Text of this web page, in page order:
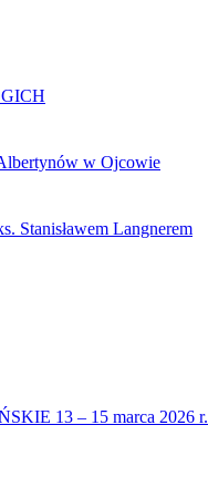
w Ojcowie
Stanisławem Langnerem
13 – 15 marca 2026 r.